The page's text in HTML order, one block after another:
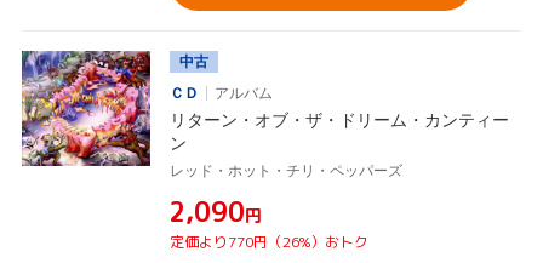
中古
ＣＤ
アルバム
リターン・オブ・ザ・ドリーム・カンティー
ン
レッド・ホット・チリ・ペッパーズ
¥2,090円
定価より770円（26%）おトク